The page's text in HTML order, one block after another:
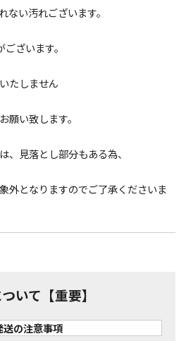
ない汚れございます。
ざいます。
たしません
願い致します。
、見落とし部分もある為、
なりますのでご了承くださいま
いて【重要】
送の注意事項